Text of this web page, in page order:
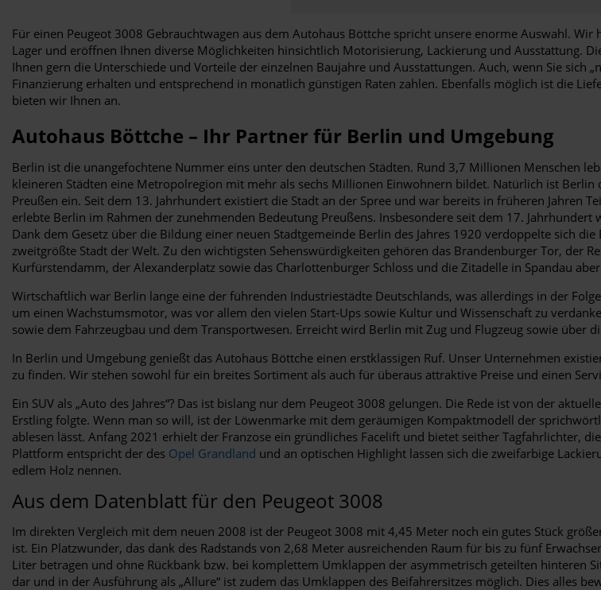
Für einen Peugeot 3008 Gebrauchtwagen aus dem Autohaus Böttche spricht unsere enorme Auswahl.
Lager und eröffnen Ihnen diverse Möglichkeiten hinsichtlich Motorisierung, Lackierung und Ausstattung.
Ihnen gern die Unterschiede und Vorteile der einzelnen Baujahre und Ausstattungen. Auch, wenn Sie sich
Finanzierung erhalten und entsprechend in monatlich günstigen Raten zahlen. Ebenfalls möglich ist die
bieten wir Ihnen an.
Autohaus Böttche – Ihr Partner für Berlin und Umgebung
Berlin ist die unangefochtene Nummer eins unter den deutschen Städten. Rund 3,7 Millionen Menschen
kleineren Städten eine Metropolregion mit mehr als sechs Millionen Einwohnern bildet. Natürlich ist
Preußen ein. Seit dem 13. Jahrhundert existiert die Stadt an der Spree und war bereits in früheren Jahren
erlebte Berlin im Rahmen der zunehmenden Bedeutung Preußens. Insbesondere seit dem 17.
Dank dem Gesetz über die Bildung einer neuen Stadtgemeinde Berlin des Jahres 1920 verdoppelte sich
zweitgrößte Stadt der Welt. Zu den wichtigsten Sehenswürdigkeiten gehören das Brandenburger Tor, der
Kurfürstendamm, der Alexanderplatz sowie das Charlottenburger Schloss und die Zitadelle in Spandau
Wirtschaftlich war Berlin lange eine der führenden Industriestädte Deutschlands, was allerdings in der
um einen Wachstumsmotor, was vor allem den vielen Start-Ups sowie Kultur und Wissenschaft zu
sowie dem Fahrzeugbau und dem Transportwesen. Erreicht wird Berlin mit Zug und Flugzeug sowie
In Berlin und Umgebung genießt das Autohaus Böttche einen erstklassigen Ruf. Unser Unternehmen
zu finden. Wir stehen sowohl für ein breites Sortiment als auch für überaus attraktive Preise und einen
Ein SUV als „Auto des Jahres“? Das ist bislang nur dem Peugeot 3008 gelungen. Die Rede ist von der
Erstling folgte. Wenn man so will, ist der Löwenmarke mit dem geräumigen Kompaktmodell der
ablesen lässt. Anfang 2021 erhielt der Franzose ein gründliches Facelift und bietet seither Tagfahrlichter,
Plattform entspricht der des Opel Grandland und an optischen Highlight lassen sich die zweifarbige
edlem Holz nennen.
Aus dem Datenblatt für den Peugeot 3008
Im direkten Vergleich mit dem neuen 2008 ist der Peugeot 3008 mit 4,45 Meter noch ein gutes Stück
ist. Ein Platzwunder, das dank des Radstands von 2,68 Meter ausreichenden Raum für bis zu fünf
Liter betragen und ohne Rückbank bzw. bei komplettem Umklappen der asymmetrisch geteilten hinteren
dar und in der Ausführung als „Allure“ ist zudem das Umklappen des Beifahrersitzes möglich. Dies alles